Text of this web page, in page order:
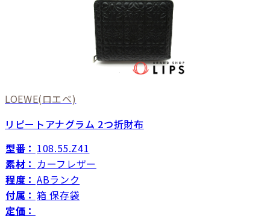
LOEWE(ロエベ)
リピートアナグラム 2つ折財布
型番： 108.55.Z41
素材： カーフレザー
程度： ABランク
付属： 箱 保存袋
定価：